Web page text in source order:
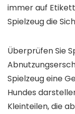
immer auf
Spielzeug die
Überprüfen Sie
Spielzeug eine
Hundes
Kleinteilen, die